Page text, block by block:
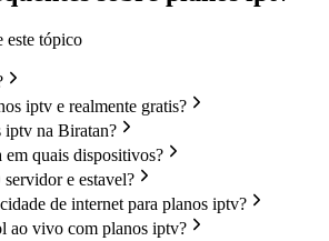
este tópico
iptv e realmente gratis?
iptv na Biratan?
quais dispositivos?
e estavel?
de internet para planos iptv?
ao vivo com planos iptv?